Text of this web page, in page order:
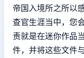
帝国入境所之所以
查官生涯当中，您
责就是在迷你作品
件，并将这些文件